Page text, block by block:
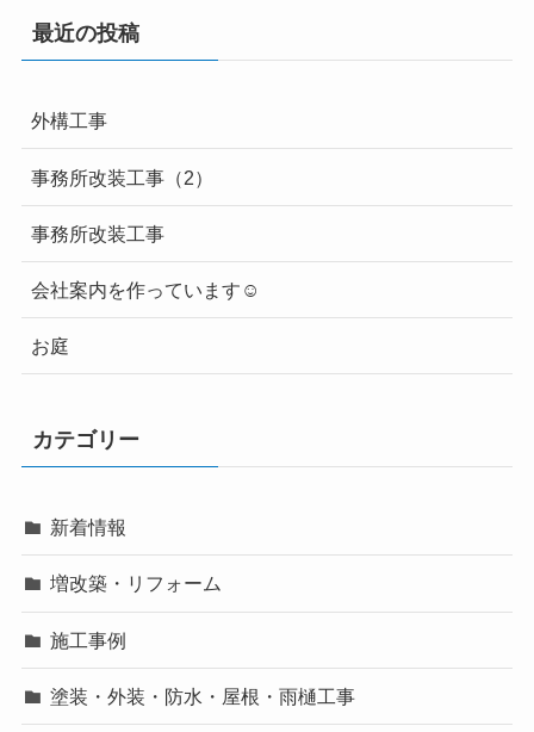
最近の投稿
外構工事
事務所改装工事（2）
事務所改装工事
会社案内を作っています☺
お庭
カテゴリー
新着情報
増改築・リフォーム
施工事例
塗装・外装・防水・屋根・雨樋工事